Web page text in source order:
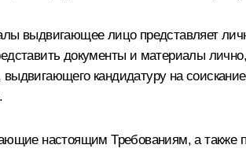
выдвигающее лицо представляет
документы и материалы
кандидатуру на
настоящим Требованиям, а также